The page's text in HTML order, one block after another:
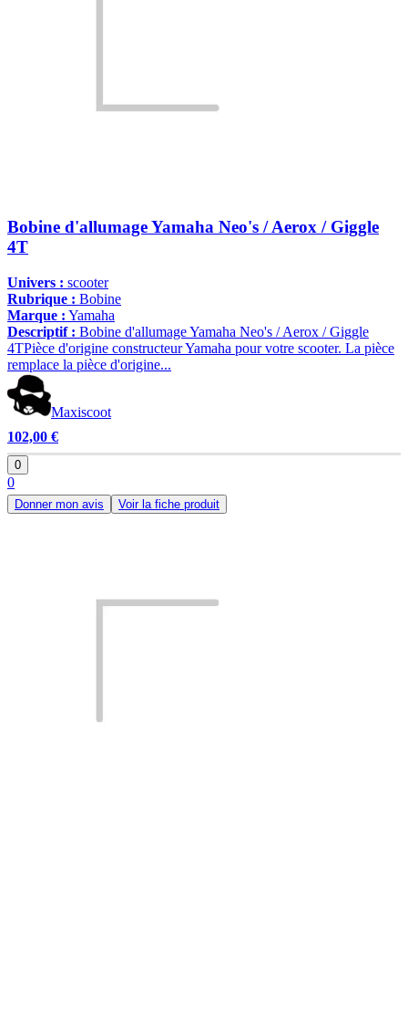
Bobine d'allumage Yamaha Neo's / Aerox / Giggle
4T
Univers : scooter
Rubrique : Bobine
Marque : Yamaha
Descriptif : Bobine d'allumage Yamaha Neo's / Aerox / Giggle
4TPièce d'origine constructeur Yamaha pour votre scooter. La pièce
remplace la pièce d'origine...
Maxiscoot
102,00 €
0
0
Donner mon avis Voir la fiche produit